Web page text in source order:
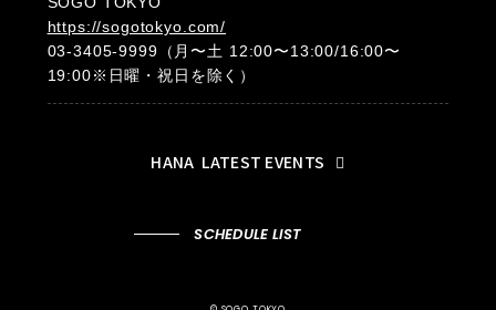
https://sogotokyo.com/
03-3405-9999（月〜土 12:00〜13:00/16:00〜
19:00※日曜・祝日を除く）
HANA LATEST EVENTS
SCHEDULE LIST